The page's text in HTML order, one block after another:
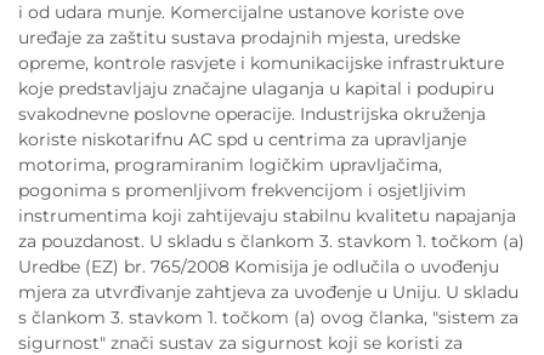
i od udara munje. Komercijalne ustanove koriste ove
uređaje za zaštitu sustava prodajnih mjesta, uredske
opreme, kontrole rasvjete i komunikacijske infrastrukture
koje predstavljaju značajne ulaganja u kapital i podupiru
svakodnevne poslovne operacije. Industrijska okruženja
koriste niskotarifnu AC spd u centrima za upravljanje
motorima, programiranim logičkim upravljačima,
pogonima s promenljivom frekvencijom i osjetljivim
instrumentima koji zahtijevaju stabilnu kvalitetu napajanja
za pouzdanost. U skladu s člankom 3. stavkom 1. točkom (a)
Uredbe (EZ) br. 765/2008 Komisija je odlučila o uvođenju
mjera za utvrđivanje zahtjeva za uvođenje u Uniju. U skladu
s člankom 3. stavkom 1. točkom (a) ovog članka, "sistem za
sigurnost" znači sustav za sigurnost koji se koristi za